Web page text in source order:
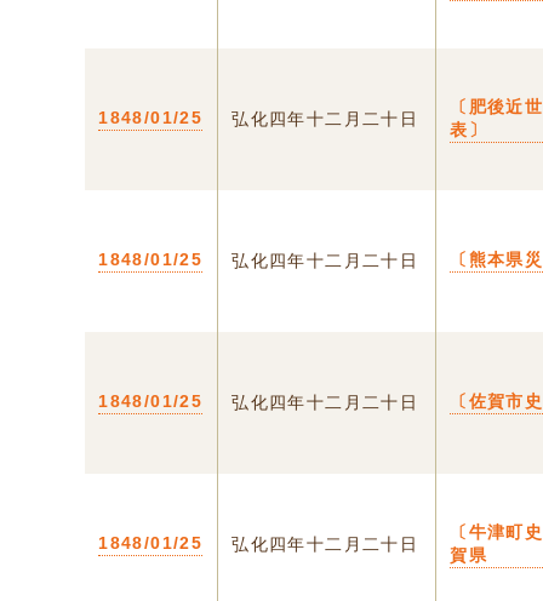
1848/01/25 弘化四年十二月二十日
〔肥後近
表〕
1848/01/25 弘化四年十二月二十日 〔熊本県
1848/01/25 弘化四年十二月二十日 〔佐賀市
1848/01/25 弘化四年十二月二十日
〔牛津町
賀県